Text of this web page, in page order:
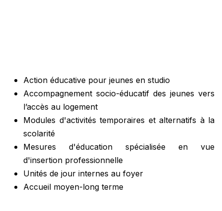
Action éducative pour jeunes en studio
Accompagnement socio-éducatif des jeunes vers
l’accès au logement
Modules d'activités temporaires et alternatifs à la
scolarité
Mesures d'éducation spécialisée en vue
d'insertion professionnelle
Unités de jour internes au foyer
Accueil moyen-long terme